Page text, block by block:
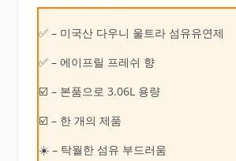
✅ – 미국산 다우니 울트라 섬유유연제
✅ – 에이프릴 프레쉬 향
☑️ – 본품으로 3.06L 용량
☑️ – 한 개의 제품
☀️ – 탁월한 섬유 부드러움